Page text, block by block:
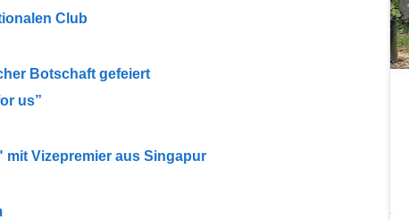
Club
Botschaft gefeiert
us”
Vizepremier aus Singapur